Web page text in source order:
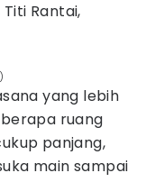
Titi Rantai,
yang lebih
ruang
panjang,
main sampai